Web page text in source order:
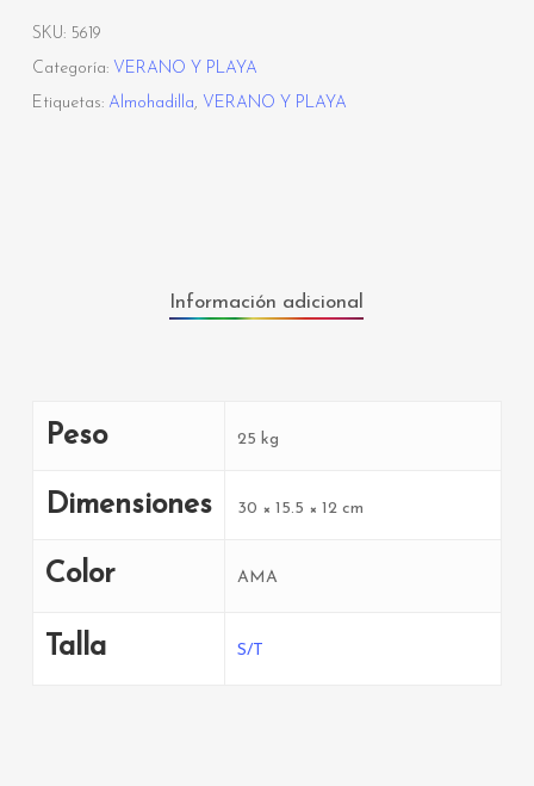
SKU: 5619
Categoría: VERANO Y PLAYA
Etiquetas: Almohadilla, VERANO Y PLAYA
Información adicional
Peso 25 kg
Dimensiones 30 × 15.5 × 12 cm
Color AMA
Talla S/T